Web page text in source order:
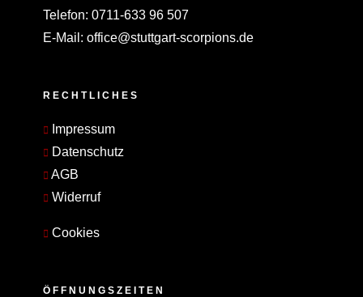
Telefon: 0711-633 96 507
E-Mail: office@stuttgart-scorpions.de
RECHTLICHES
Impressum
Datenschutz
AGB
Widerruf
Cookies
ÖFFNUNGSZEITEN